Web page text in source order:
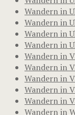
Wandern in
Wandern in
Wandern in
Wandern in
Wandern in
Wandern in
Wandern in
Wandern in
Wandern in
Wandern in